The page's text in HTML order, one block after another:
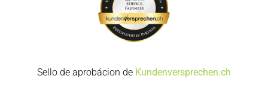
Sello de aprobácion de Kundenversprechen.ch